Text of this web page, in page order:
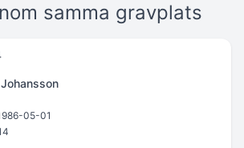
samma gravplats
05-01